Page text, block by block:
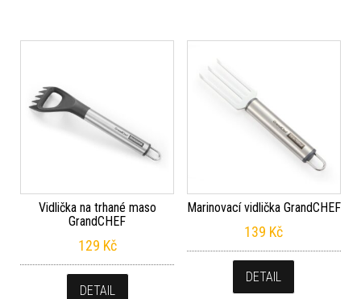
Vidlička na trhané maso
GrandCHEF
129 Kč
DETAIL
Marinovací vidlička GrandCHEF
139 Kč
DETAIL